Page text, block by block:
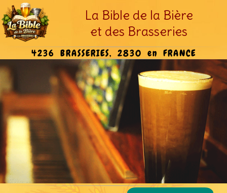
La Bible de la Bière
et des Brasseries
4236 BRASSERIES, 2830 en FRANCE